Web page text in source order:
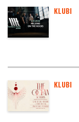
KLUBI
KLUBI